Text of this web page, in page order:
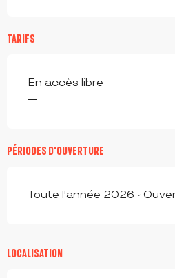
TARIFS
En accès libre
—
PÉRIODES D'OUVERTURE
Toute l'année 2026 -
LOCALISATION